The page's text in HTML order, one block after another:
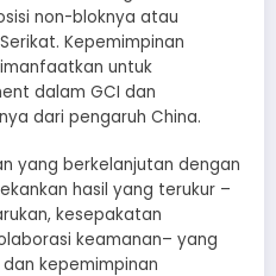
non-bloknya atau
Kepemimpinan
untuk
dalam GCI dan
dari pengaruh China.
yang berkelanjutan dengan
hasil yang terukur –
kesepakatan
keamanan– yang
kepemimpinan